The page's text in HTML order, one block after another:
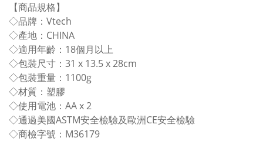
【商品規格】
◇品牌：Vtech
◇產地：CHINA
◇適用年齡：18個月以上
◇包裝尺寸：31 x 13.5 x 28cm
◇包裝重量：1100g
◇材質：塑膠
◇使用電池：AA x 2
◇通過美國ASTM安全檢驗及歐洲CE安全檢驗
◇商檢字號：M36179